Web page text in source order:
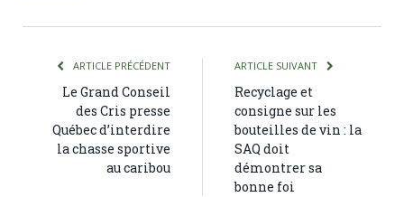
ARTICLE PRÉCÉDENT
Le Grand Conseil
des Cris presse
Québec d’interdire
la chasse sportive
au caribou
ARTICLE SUIVANT
Recyclage et
consigne sur les
bouteilles de vin : la
SAQ doit
démontrer sa
bonne foi